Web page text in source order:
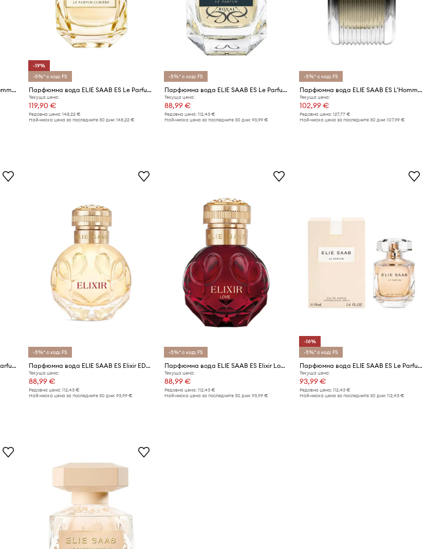
Парфюмна вода ELIE SAAB ES L'Homme EDP 50ml
-19%
-5%* с код: FS
Парфюмна вода ELIE SAAB ES Le Parfum Lumiere EDP 90ml
Текуща цена:
119,90 €
Редовна цена: 148,22 €
Най-ниска цена за последните 30 дни: 148,22 €
-5%* с код: FS
Парфюмна вода ELIE SAAB ES Le Parfum Royal EDP 50ml
Текуща цена:
88,99 €
Редовна цена: 112,43 €
Най-ниска цена за последните 30 дни: 93,99 €
-5%* с код: FS
Парфюмна вода ELIE SAAB ES L'Homme EDP 100ml
Текуща цена:
102,99 €
Редовна цена: 127,77 €
Най-ниска цена за последните 30 дни: 107,99 €
Парфюмна вода ELIE SAAB ES Le Parfum Bridal EDP 90ml
-5%* с код: FS
Парфюмна вода ELIE SAAB ES Elixir EDP 50ml
Текуща цена:
88,99 €
Редовна цена: 112,43 €
Най-ниска цена за последните 30 дни: 93,99 €
-5%* с код: FS
Парфюмна вода ELIE SAAB ES Elixir Love EDP 50ml
Текуща цена:
88,99 €
Редовна цена: 112,43 €
Най-ниска цена за последните 30 дни: 93,99 €
-16%
-5%* с код: FS
Парфюмна вода ELIE SAAB ES Le Parfum EDP 50ml
Текуща цена:
93,99 €
Редовна цена: 112,43 €
Най-ниска цена за последните 30 дни: 112,43 €